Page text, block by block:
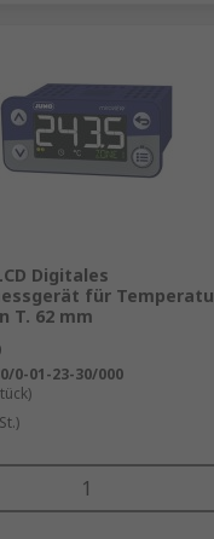
Digitales
für
T. 62 mm
0-01-23-30/000